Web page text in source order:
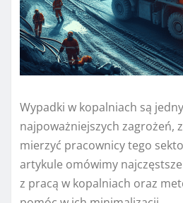
Wypadki w kopalniach są
najpoważniejszych zagrożeń,
mierzyć pracownicy tego
artykule omówimy
z pracą w kopalniach oraz